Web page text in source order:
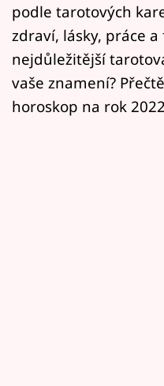
Mámy sobě
Přihlášení
Sledujte nás
podle tarotových
zdraví, lásky, práce
nejdůležitější
vaše znamení?
horoskop na rok